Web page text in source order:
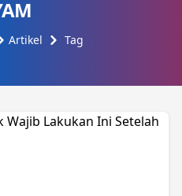
Artikel Tag